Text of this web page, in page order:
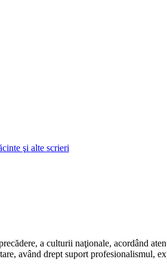
a culturii naţionale, acordând
având drept suport profesionalismul,